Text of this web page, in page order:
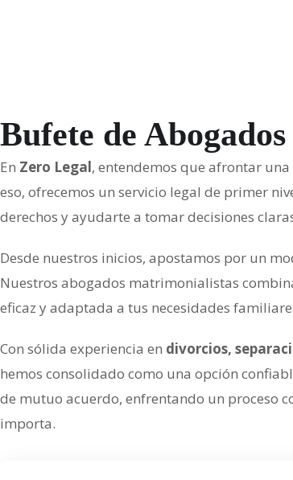
d
a
d
Bufete de
En Zero Legal, entendemos que afrontar
eso, ofrecemos un servicio legal de primer
derechos y ayudarte a tomar decisiones
Desde nuestros inicios, apostamos por un
Nuestros abogados matrimonialistas
eficaz y adaptada a tus necesidades
Con sólida experiencia en divorcios,
hemos consolidado como una opción
de mutuo acuerdo, enfrentando un proceso
importa.